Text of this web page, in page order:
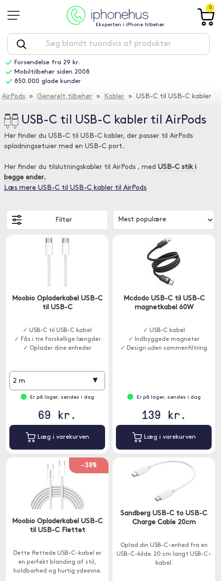
Eksperten i iPhone tilbehør
0
Forsendelse fra 29 kr.
Mobiltilbehør siden 2008
850.000 glade kunder
AirPods » Generelt tilbehør » Kabler » USB-C til USB-C kabler
USB-C til USB-C kabler til AirPods
Her finder du USB-C til USB-C kabler, der passer til AirPods
opladningsetuier med en USB-C port.
Her finder du tilslutningskabler til AirPods , med USB-C stik i
begge ender.
Læs mere USB-C til USB-C kabler til AirPods
Filter
Moobio Opladerkabel USB-C
til USB-C
✓ USB-C til USB-C kabel
✓ Fås i tre forskellige længder
✓ Oplader dine enheder
2 m ▾
Er på lager, sendes i dag
69 kr.
Læg i varekurven
Mcdodo USB-C til USB-C
magnetkabel 60W
✓ USB-C kabel
✓ Indbyggede magneter
✓ Design uden sammenfiltring
Er på lager, sendes i dag
139 kr.
Læg i varekurven
-38%
Moobio Opladerkabel USB-C
til USB-C Flettet
Dette flettede USB-C-kabel er
en perfekt blanding af stil,
holdbarhed og hurtig ydeevne.
Sandberg USB-C to USB-C
Charge Cable 20cm
Oplad din USB-C-enhed fra en
USB-C-kilde. 20 cm langt USB-C-
kabel.